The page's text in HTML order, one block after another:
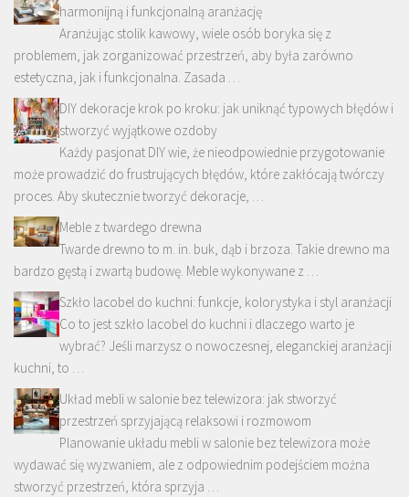
harmonijną i funkcjonalną aranżację
Aranżując stolik kawowy, wiele osób boryka się z
problemem, jak zorganizować przestrzeń, aby była zarówno
estetyczna, jak i funkcjonalna. Zasada …
DIY dekoracje krok po kroku: jak uniknąć typowych błędów i
stworzyć wyjątkowe ozdoby
Każdy pasjonat DIY wie, że nieodpowiednie przygotowanie
może prowadzić do frustrujących błędów, które zakłócają twórczy
proces. Aby skutecznie tworzyć dekoracje, …
Meble z twardego drewna
Twarde drewno to m. in. buk, dąb i brzoza. Takie drewno ma
bardzo gęstą i zwartą budowę. Meble wykonywane z …
Szkło lacobel do kuchni: funkcje, kolorystyka i styl aranżacji
Co to jest szkło lacobel do kuchni i dlaczego warto je
wybrać? Jeśli marzysz o nowoczesnej, eleganckiej aranżacji
kuchni, to …
Układ mebli w salonie bez telewizora: jak stworzyć
przestrzeń sprzyjającą relaksowi i rozmowom
Planowanie układu mebli w salonie bez telewizora może
wydawać się wyzwaniem, ale z odpowiednim podejściem można
stworzyć przestrzeń, która sprzyja …